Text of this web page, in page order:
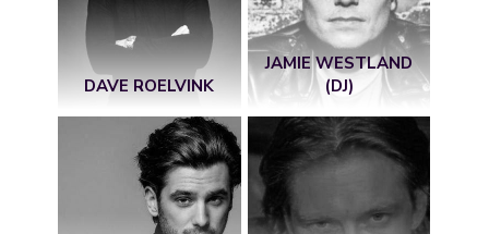
DAVE ROELVINK
JAMIE WESTLAND
(DJ)